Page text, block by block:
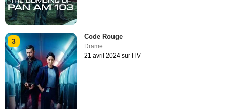
3
Code Rouge
Drame
21 avril 2024 sur ITV